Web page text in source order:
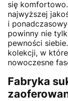
się
najwyższej
i
powinny nie
pewności
kolekcji, w
nowoczesne
Fabryka